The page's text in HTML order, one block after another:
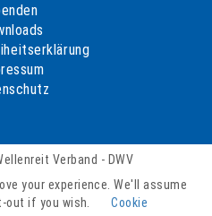
Verband - DWV
your experience. We'll assume
out if you wish.
Cookie